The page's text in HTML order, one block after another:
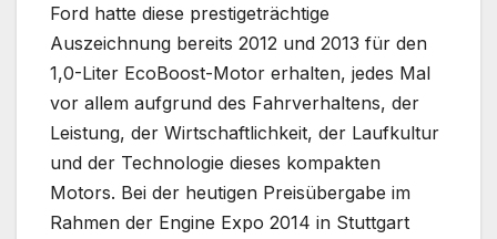
Ford hatte diese prestigeträchtige
Auszeichnung bereits 2012 und 2013 für den
1,0-Liter EcoBoost-Motor erhalten, jedes Mal
vor allem aufgrund des Fahrverhaltens, der
Leistung, der Wirtschaftlichkeit, der Laufkultur
und der Technologie dieses kompakten
Motors. Bei der heutigen Preisübergabe im
Rahmen der Engine Expo 2014 in Stuttgart